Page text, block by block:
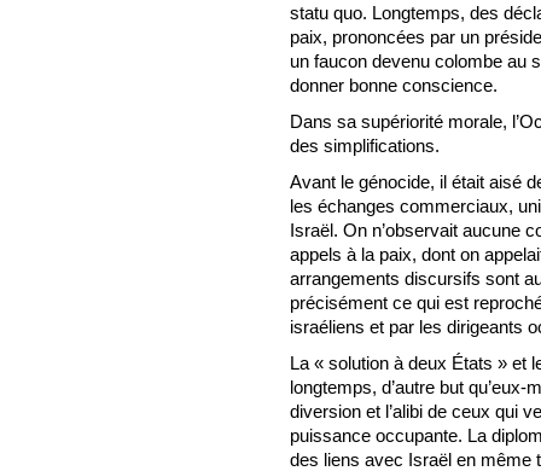
statu quo. Longtemps, des
paix, prononcées par un
un faucon devenu colombe au
donner bonne conscience.
Dans sa supériorité morale,
des simplifications.
Avant le génocide, il était aisé
les échanges commerciaux,
Israël. On n’observait aucune
appels à la paix, dont on
arrangements discursifs sont
précisément ce qui est
israéliens et par les dirigeants
La « solution à deux États » et
longtemps, d’autre but
diversion et l’alibi de ceux qui
puissance occupante. La
des liens avec Israël en même